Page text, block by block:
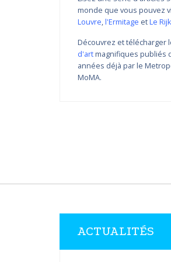
monde que vous pouvez
Louvre,l'Ermitage etLe
Découvrez et télécharger
d'artmagnifiques publiés
années déjà par le
MoMA.
Variations de
Nikolay
22.03.2018 - 31.09.2018
ACTUALITÉS